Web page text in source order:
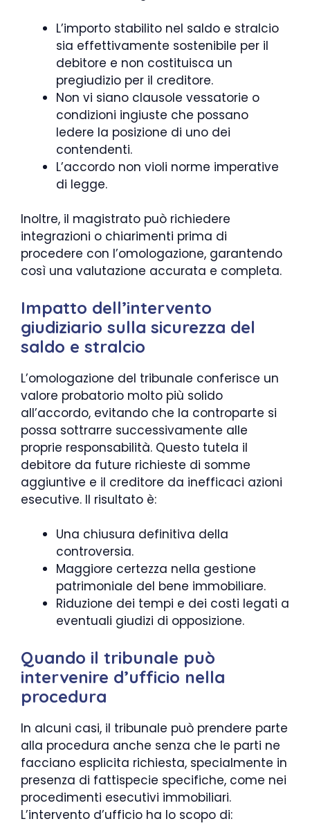
L’importo stabilito nel saldo e stralcio
sia effettivamente sostenibile per il
debitore e non costituisca un
pregiudizio per il creditore.
Non vi siano clausole vessatorie o
condizioni ingiuste che possano
ledere la posizione di uno dei
contendenti.
L’accordo non violi norme imperative
di legge.
Inoltre, il magistrato può richiedere
integrazioni o chiarimenti prima di
procedere con l’omologazione, garantendo
così una valutazione accurata e completa.
Impatto dell’intervento
giudiziario sulla sicurezza del
saldo e stralcio
L’omologazione del tribunale conferisce un
valore probatorio molto più solido
all’accordo, evitando che la controparte si
possa sottrarre successivamente alle
proprie responsabilità. Questo tutela il
debitore da future richieste di somme
aggiuntive e il creditore da inefficaci azioni
esecutive. Il risultato è:
Una chiusura definitiva della
controversia.
Maggiore certezza nella gestione
patrimoniale del bene immobiliare.
Riduzione dei tempi e dei costi legati a
eventuali giudizi di opposizione.
Quando il tribunale può
intervenire d’ufficio nella
procedura
In alcuni casi, il tribunale può prendere parte
alla procedura anche senza che le parti ne
facciano esplicita richiesta, specialmente in
presenza di fattispecie specifiche, come nei
procedimenti esecutivi immobiliari.
L’intervento d’ufficio ha lo scopo di: